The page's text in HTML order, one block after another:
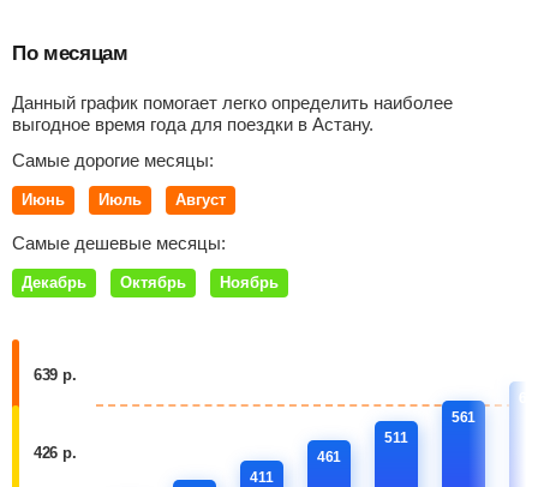
По месяцам
Данный график помогает легко определить наиболее
выгодное время года для поездки в Астану.
Самые дорогие месяцы:
Июнь Июль Август
Самые дешевые месяцы:
Декабрь Октябрь Ноябрь
639 р.
426 р.
411
461
511
561